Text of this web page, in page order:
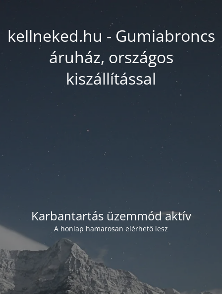
kellneked.hu - Gumiabroncs
áruház, országos
kiszállítással
Karbantartás üzemmód aktív
A honlap hamarosan elérhető lesz